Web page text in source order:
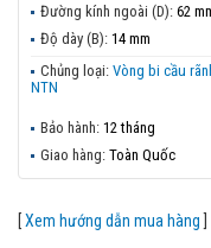
Đường kính ngoài (D): 62
Độ dày (B): 14 mm
Chủng loại: Vòng bi cầu
NTN
Bảo hành: 12 tháng
Giao hàng: Toàn Quốc
[Xem hướng dẫn mua hàng